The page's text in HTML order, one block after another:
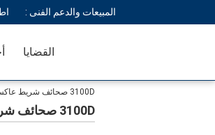
المبيعات والدعم الفنى :
القضايا
3100D صحائف شريط عاكس أصفر أسود تحذير شريط لاصق
3100D صحائف شريط عاكس أصفر أسود تحذير شريط لاصق